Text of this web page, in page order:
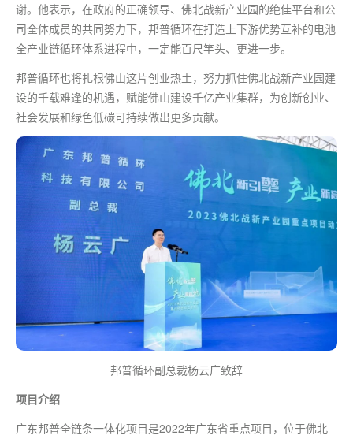
谢。他表示，在政府的正确领导、佛北战新产业园的绝佳平台和公
司全体成员的共同努力下，邦普循环在打造上下游优势互补的电池
全产业链循环体系进程中，一定能百尺竿头、更进一步。
邦普循环也将扎根佛山这片创业热土，努力抓住佛北战新产业园建
设的千载难逢的机遇，赋能佛山建设千亿产业集群，为创新创业、
社会发展和绿色低碳可持续做出更多贡献。
邦普循环副总裁杨云广致辞
项目介绍
广东邦普全链条一体化项目是2022年广东省重点项目，位于佛北